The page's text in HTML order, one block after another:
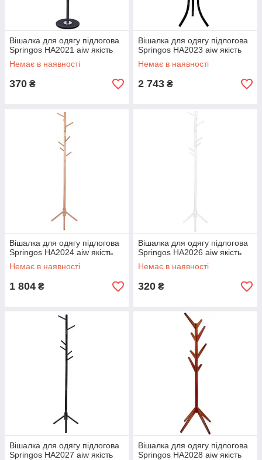
Вішалка для одягу підлогова
Springos HA2021 aiw якість
Немає в наявності
370 ₴
Вішалка для одягу підлогова
Springos HA2023 aiw якість
Немає в наявності
2 743 ₴
Вішалка для одягу підлогова
Springos HA2024 aiw якість
Немає в наявності
1 804 ₴
Вішалка для одягу підлогова
Springos HA2026 aiw якість
Немає в наявності
320 ₴
Вішалка для одягу підлогова
Springos HA2027 aiw якість
Вішалка для одягу підлогова
Springos HA2028 aiw якість